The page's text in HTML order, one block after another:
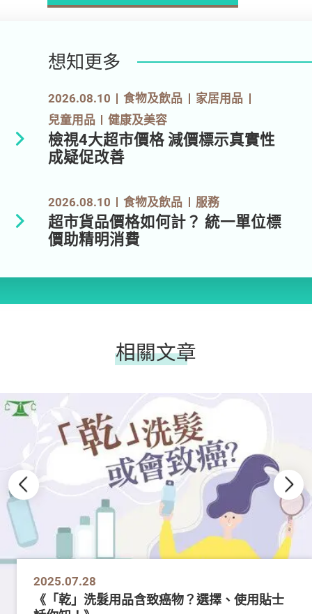
想知更多
2026.08.10 食物及飲品
家居用品
兒童用品
健康及美容
檢視4大超市價格 減價標示真實性
成疑促改善
2026.08.10 食物及飲品 服務
超市貨品價格如何計？ 統一單位標
價助精明消費
相關文章
2025.07.28
《「乾」洗髮用品含致癌物？選擇、使用貼士